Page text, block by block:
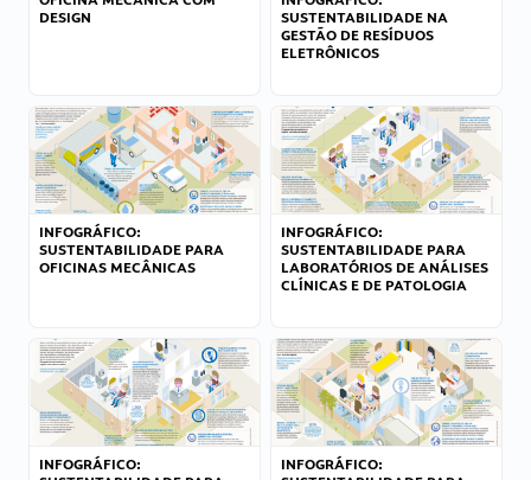
DESIGN
SUSTENTABILIDADE NA
GESTÃO DE RESÍDUOS
ELETRÔNICOS
INFOGRÁFICO:
SUSTENTABILIDADE PARA
OFICINAS MECÂNICAS
INFOGRÁFICO:
SUSTENTABILIDADE PARA
LABORATÓRIOS DE ANÁLISES
CLÍNICAS E DE PATOLOGIA
INFOGRÁFICO:
INFOGRÁFICO: